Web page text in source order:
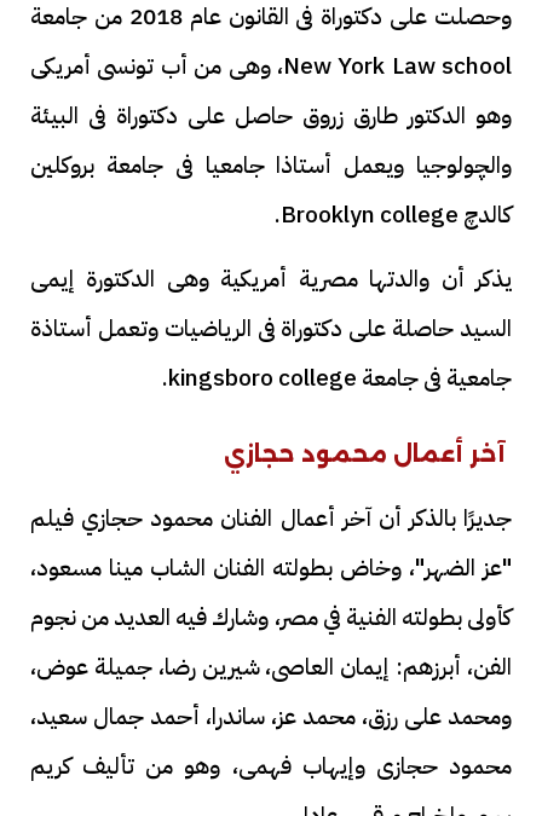
وحصلت على دكتوراة فى القانون عام 2018 من جامعة
‏New York Law school، وهى من أب تونسى أمريكى
وهو الدكتور طارق زروق حاصل على دكتوراة فى البيئة
والچولوجيا ويعمل أستاذا جامعيا فى جامعة بروكلين
كالدچ Brooklyn college.
يذكر أن والدتها مصرية أمريكية وهى الدكتورة إيمى
السيد حاصلة على دكتوراة فى الرياضيات وتعمل أستاذة
جامعية فى جامعة kingsboro college.
آخر أعمال محمود حجازي
جديرًا بالذكر أن آخر أعمال الفنان محمود حجازي فيلم
"عز الضهر"، وخاض بطولته الفنان الشاب مينا مسعود،
كأولى بطولته الفنية في مصر، وشارك فيه العديد من نجوم
الفن، أبرزهم: إيمان العاصى، شيرين رضا، جميلة عوض،
ومحمد على رزق، محمد عز، ساندرا، أحمد جمال سعيد،
محمود حجازى وإيهاب فهمى، وهو من تأليف كريم